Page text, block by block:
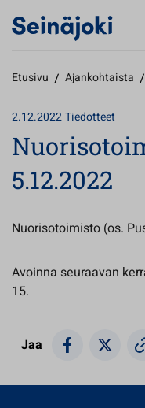
Etusivu / Ajankohtaista /
2.12.2022Tiedotteet
5.12.2022
Nuorisotoimisto (os.
Avoinna seuraavan
15.
Jaa